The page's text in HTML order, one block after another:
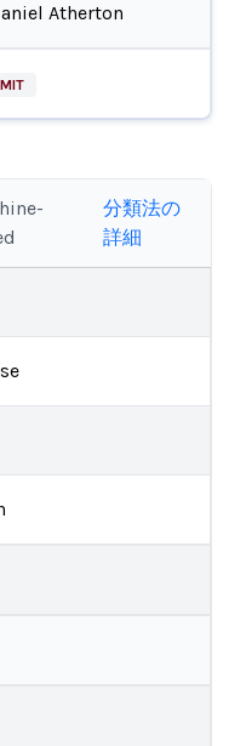
Atherton
MIT
分類法の
詳細